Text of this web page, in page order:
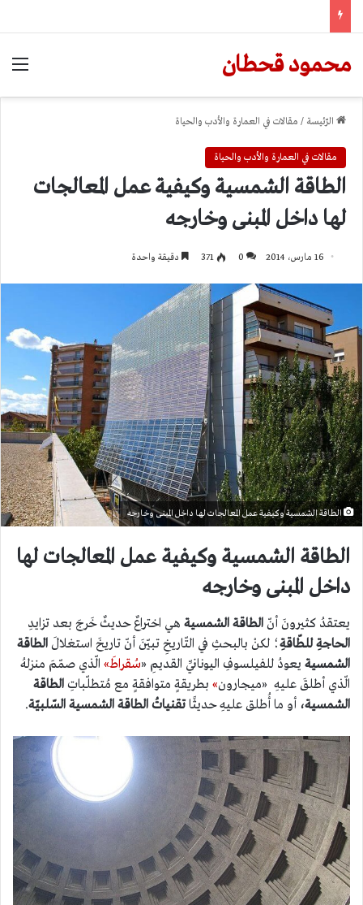
محمود قحطان
الرّئيسة / مقالات في العمارة والأدب والحياة
مقالات في العمارة والأدب والحياة
الطاقة الشمسية وكيفية عمل المعالجات
لها داخل المبنى وخارجه
16 مارس، 2014 0
371 دقيقة واحدة
الطاقة الشمسية وكيفية عمل المعالجات لها داخل المبنى وخارجه
الطاقة الشمسية وكيفية عمل المعالجات لها
داخل المبنى وخارجه
يعتقدُ كثيرونَ أنّ الطاقة الشمسية هي اختراعٌ حديثٌ خَرجَ بعد تزايدِ
الحاجةِ للطّاقةِ؛ لكنْ بالبحثِ في التّاريخِ تبيّنَ أنّ تاريخَ استغلالَ الطاقة
الشمسية يعودُ للفيلسوفِ اليونانيِّ القديمِ «سُقراطَ» الّذي صمّمَ منزلهُ
الّذي أطلقَ عليهِ «ميجارون» بطريقةٍ متوافقةٍ مع مُتطلّباتِ الطاقة
الشمسية، أو ما أُطلق عليهِ حديثًاتقنياتُ الطاقة الشمسية السّلبيّة.